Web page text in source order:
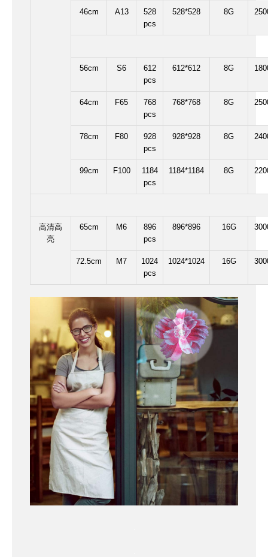
46cm A13
528
pcs
528*528 8G
56cm S6
612
pcs
612*612 8G
64cm F65
768
pcs
768*768 8G
78cm F80
928
pcs
928*928 8G
99cm F100
1184
pcs
1184*1184 8G
高清高
亮
65cm M6
896
pcs
896*896 16G
72.5cm M7
1024
pcs
1024*1024 16G